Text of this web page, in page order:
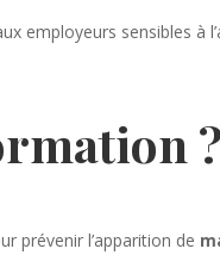
employeurs sensibles à
?
prévenir l’apparition de